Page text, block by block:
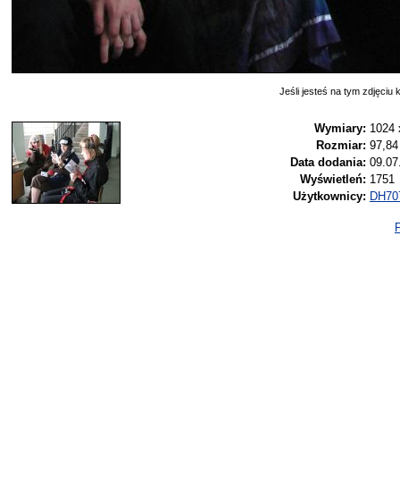
Jeśli jesteś na tym zdjęciu
Wymiary: 1024
Rozmiar:
Data dodania:
Wyświetleń: 1751
Użytkownicy: